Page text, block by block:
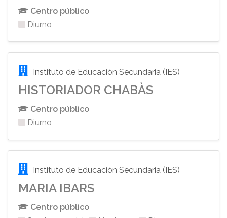
Centro público
Diurno
Instituto de Educación Secundaria (IES)
HISTORIADOR CHABÀS
Centro público
Diurno
Instituto de Educación Secundaria (IES)
MARIA IBARS
Centro público